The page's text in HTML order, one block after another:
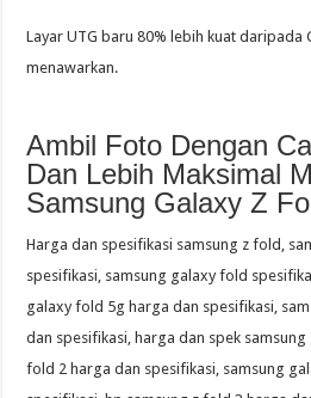
Layar UTG baru 80% lebih kuat daripada
menawarkan.
Ambil Foto Dengan
Dan Lebih Maksimal
Samsung Galaxy Z
Harga dan spesifikasi samsung z fold,
spesifikasi, samsung galaxy fold
galaxy fold 5g harga dan spesifikasi,
dan spesifikasi, harga dan spek
fold 2 harga dan spesifikasi, samsung